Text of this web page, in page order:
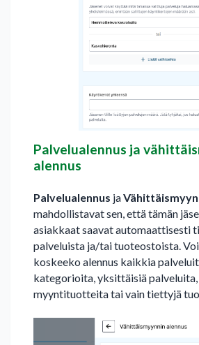
Palvelualennus ja
alennus
Palvelualennus ja
mahdollistavat sen, että tämän
asiakkaat saavat automaattisesti
palveluista ja/tai tuoteostoista.
koskeeko alennus kaikkia
kategorioita, yksittäisiä
myyntituotteita tai vain tiettyjä